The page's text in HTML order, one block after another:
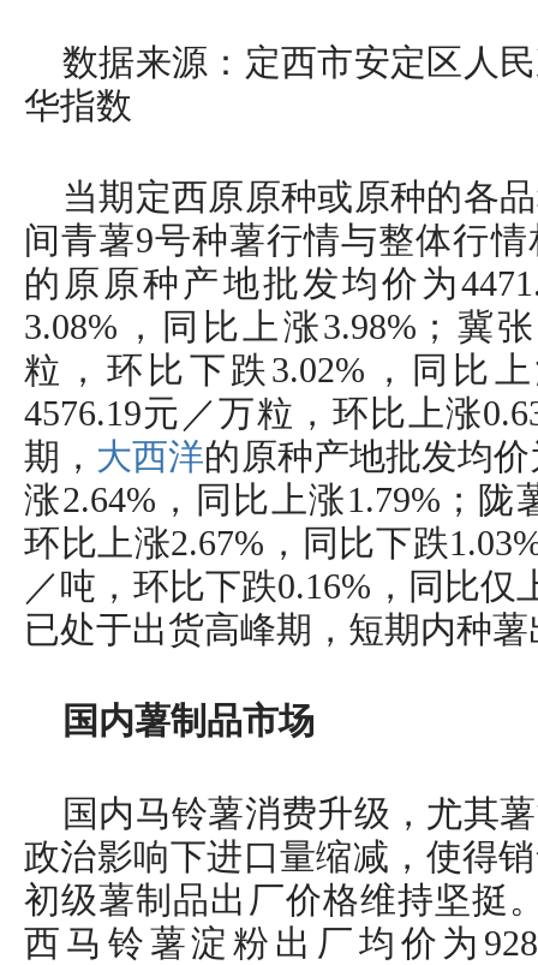
数据来源：定西市安定区人
华指数
当期定西原原种或原种的各
间青薯9号种薯行情与整体行
的原原种产地批发均价为
3.08%，同比上涨3.98%；冀
粒，环比下跌3.02%，同比
4576.19元／万粒，环比上涨
期， 大西洋的原种产地批发均
涨2.64%，同比上涨1.79%；陇
环比上涨2.67%，同比下跌
／吨，环比下跌0.16%，同比仅
已处于出货高峰期，短期内种
国内薯制品市场
国内马铃薯消费升级，尤其
政治影响下进口量缩减，使得
初级薯制品出厂价格维持坚挺
西马铃薯淀粉出厂均价为